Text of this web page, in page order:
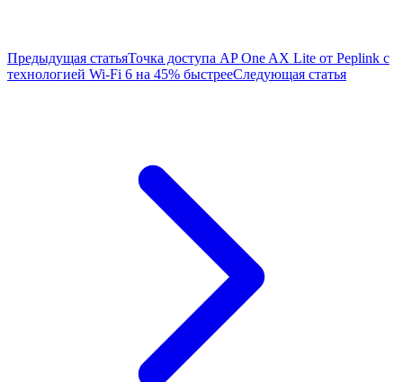
Предыдущая статьяТочка доступа AP One AX Lite от Peplink с
технологией Wi-Fi 6 на 45% быстрееСледующая статья